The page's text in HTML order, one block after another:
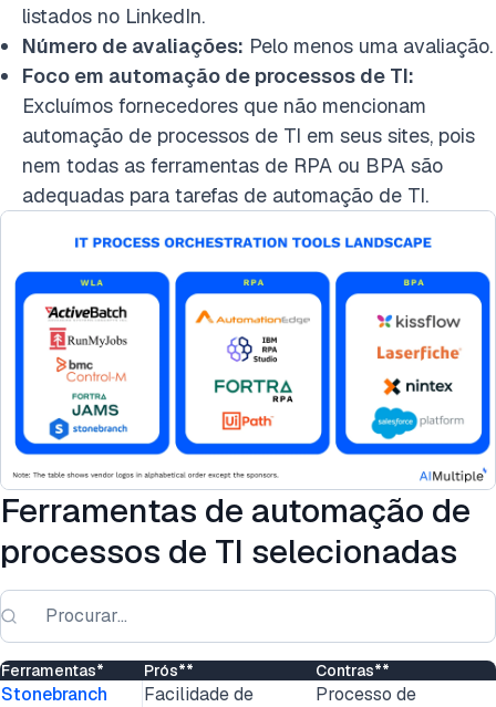
listados no LinkedIn.
Número de avaliações: Pelo menos uma avaliação.
Foco em automação de processos de TI:
Excluímos fornecedores que não mencionam
automação de processos de TI em seus sites, pois
nem todas as ferramentas de RPA ou BPA são
adequadas para tarefas de automação de TI.
Ferramentas de automação de
processos de TI selecionadas
Ferramentas* Prós** Contras**
Stonebranch
Facilidade de
Processo de